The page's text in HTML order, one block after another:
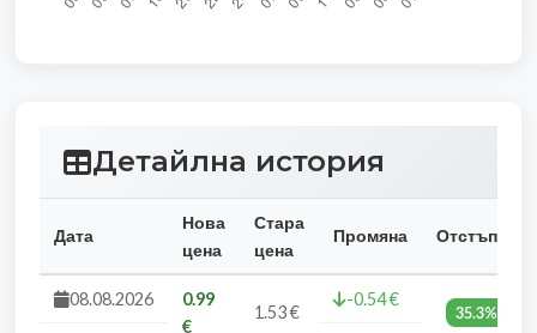
Детайлна история
Дата
Нова
цена
Стара
цена
Промяна Отстъпка
08.08.2026
0.99
€
1.53 €
-0.54 €
35.3%